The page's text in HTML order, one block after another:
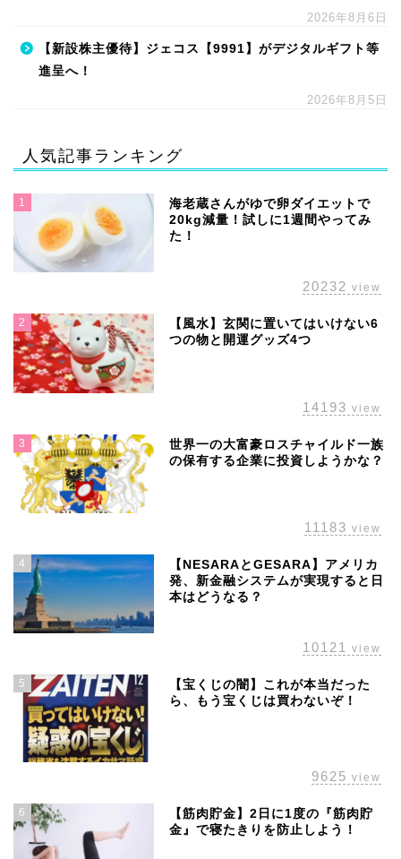
2026年8月6日
【新設株主優待】ジェコス【9991】がデジタルギフト等
進呈へ！
2026年8月5日
人気記事ランキング
1
海老蔵さんがゆで卵ダイエットで
20kg減量！試しに1週間やってみ
た！
20232 view
2
【風水】玄関に置いてはいけない6
つの物と開運グッズ4つ
14193 view
3
世界一の大富豪ロスチャイルド一族
の保有する企業に投資しようかな？
11183 view
4
【NESARAとGESARA】アメリカ
発、新金融システムが実現すると日
本はどうなる？
10121 view
5
【宝くじの闇】これが本当だった
ら、もう宝くじは買わないぞ！
9625 view
6
【筋肉貯金】2日に1度の『筋肉貯
金』で寝たきりを防止しよう！
ホーム
配当金